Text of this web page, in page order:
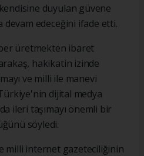
duyulan güvene
devam edeceğini ifade etti.
üretmekten ibaret
hakikatin izinde
ve milli ile manevi
dijital medya
ileri taşımayı önemli bir
söyledi.
milli internet gazeteciliğinin